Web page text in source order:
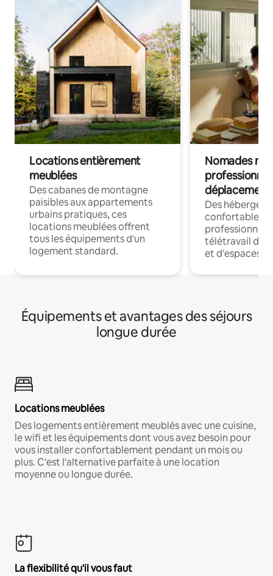
Locations entièrement
meublées
Des cabanes de montagne
paisibles aux appartements
urbains pratiques, ces
locations meublées offrent
tous les équipements d'un
logement standard.
Nomades
déplacement
Des
confortables
professionnels
télétravail
et d'espaces
Équipements et avantages des séjours
longue durée
Locations meublées
Des logements entièrement meublés avec une cuisine,
le wifi et les équipements dont vous avez besoin pour
vous installer confortablement pendant un mois ou
plus. C'est l'alternative parfaite à une location
moyenne ou longue durée.
La flexibilité qu'il vous faut